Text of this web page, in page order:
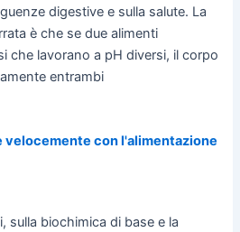
digestive e sulla salute. La
è che se due alimenti
che lavorano a pH diversi, il corpo
entrambi
velocemente con l'alimentazione
sulla biochimica di base e la